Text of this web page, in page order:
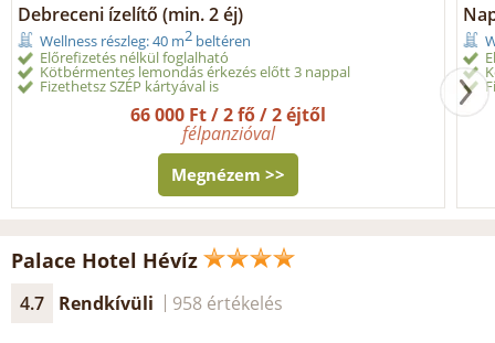
Debreceni ízelítő (min. 2 éj)
Wellness részleg: 40 m2 beltéren
Előrefizetés nélkül foglalható
Kötbérmentes lemondás érkezés előtt 3 nappal
Fizethetsz SZÉP kártyával is
66 000 Ft / 2 fő / 2 éjtől
félpanzióval
Megnézem >>
Palace Hotel Hévíz
4.7 Rendkívüli 958 értékelés